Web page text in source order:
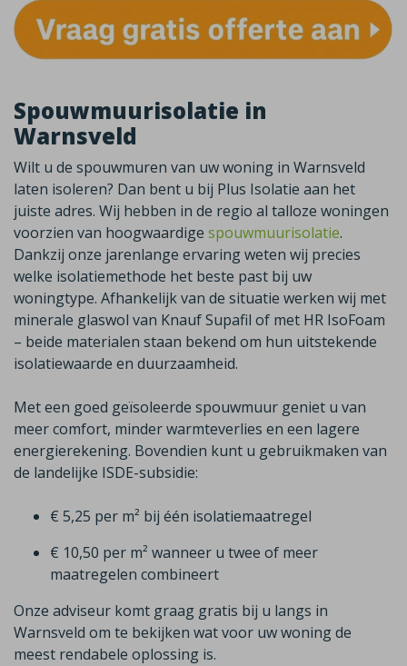
Spouwmuurisolatie in
Warnsveld
Wilt u de spouwmuren van uw woning in Warnsveld
laten isoleren? Dan bent u bij Plus Isolatie aan het
juiste adres. Wij hebben in de regio al talloze woningen
voorzien van hoogwaardige spouwmuurisolatie.
Dankzij onze jarenlange ervaring weten wij precies
welke isolatiemethode het beste past bij uw
woningtype. Afhankelijk van de situatie werken wij met
minerale glaswol van KnaufSupafil of met HR IsoFoam
– beide materialen staan bekend om hun uitstekende
isolatiewaarde en duurzaamheid.
Met een goed geïsoleerde spouwmuur geniet u van
meer comfort, minder warmteverlies en een lagere
energierekening. Bovendien kunt u gebruikmaken van
de landelijke ISDE-subsidie:
€ 5,25 per m² bij één isolatiemaatregel
€ 10,50 per m² wanneer u twee of meer
maatregelen combineert
Onze adviseur komt graag gratis bij u langs in
Warnsveld om te bekijken wat voor uw woning de
meest rendabele oplossing is.